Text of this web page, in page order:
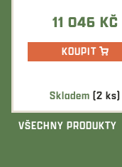
Skladem(2 ks)
11 046 KČ
KOUPIT
VŠECHNY PRODUKTY